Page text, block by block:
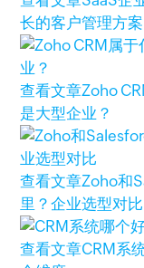
长的客户管理方案
查看文章Zoho
是大型企业？
查看文章Zoho和
里？企业选型对比
查看文章CRM系